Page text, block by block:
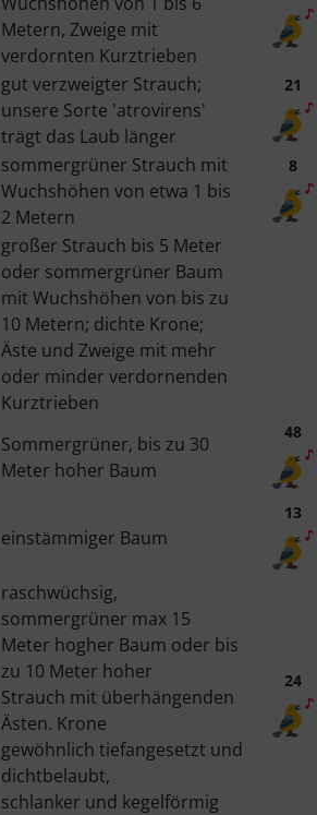
Metern, Zweige mit
verdornten Kurztrieben
gut verzweigter Strauch;
unsere Sorte 'atrovirens'
trägt das Laub länger
21
sommergrüner Strauch mit
Wuchshöhen von etwa 1 bis
2 Metern
8
großer Strauch bis 5 Meter
oder sommergrüner Baum
mit Wuchshöhen von bis zu
10 Metern; dichte Krone;
Äste und Zweige mit mehr
oder minder verdornenden
Kurztrieben
Sommergrüner, bis zu 30
Meter hoher Baum
48
einstämmiger Baum
13
raschwüchsig,
sommergrüner max 15
Meter hogher Baum oder bis
zu 10 Meter hoher
Strauch mit überhängenden
Ästen. Krone
gewöhnlich tiefangesetzt und
dichtbelaubt,
schlanker und kegelförmig
24